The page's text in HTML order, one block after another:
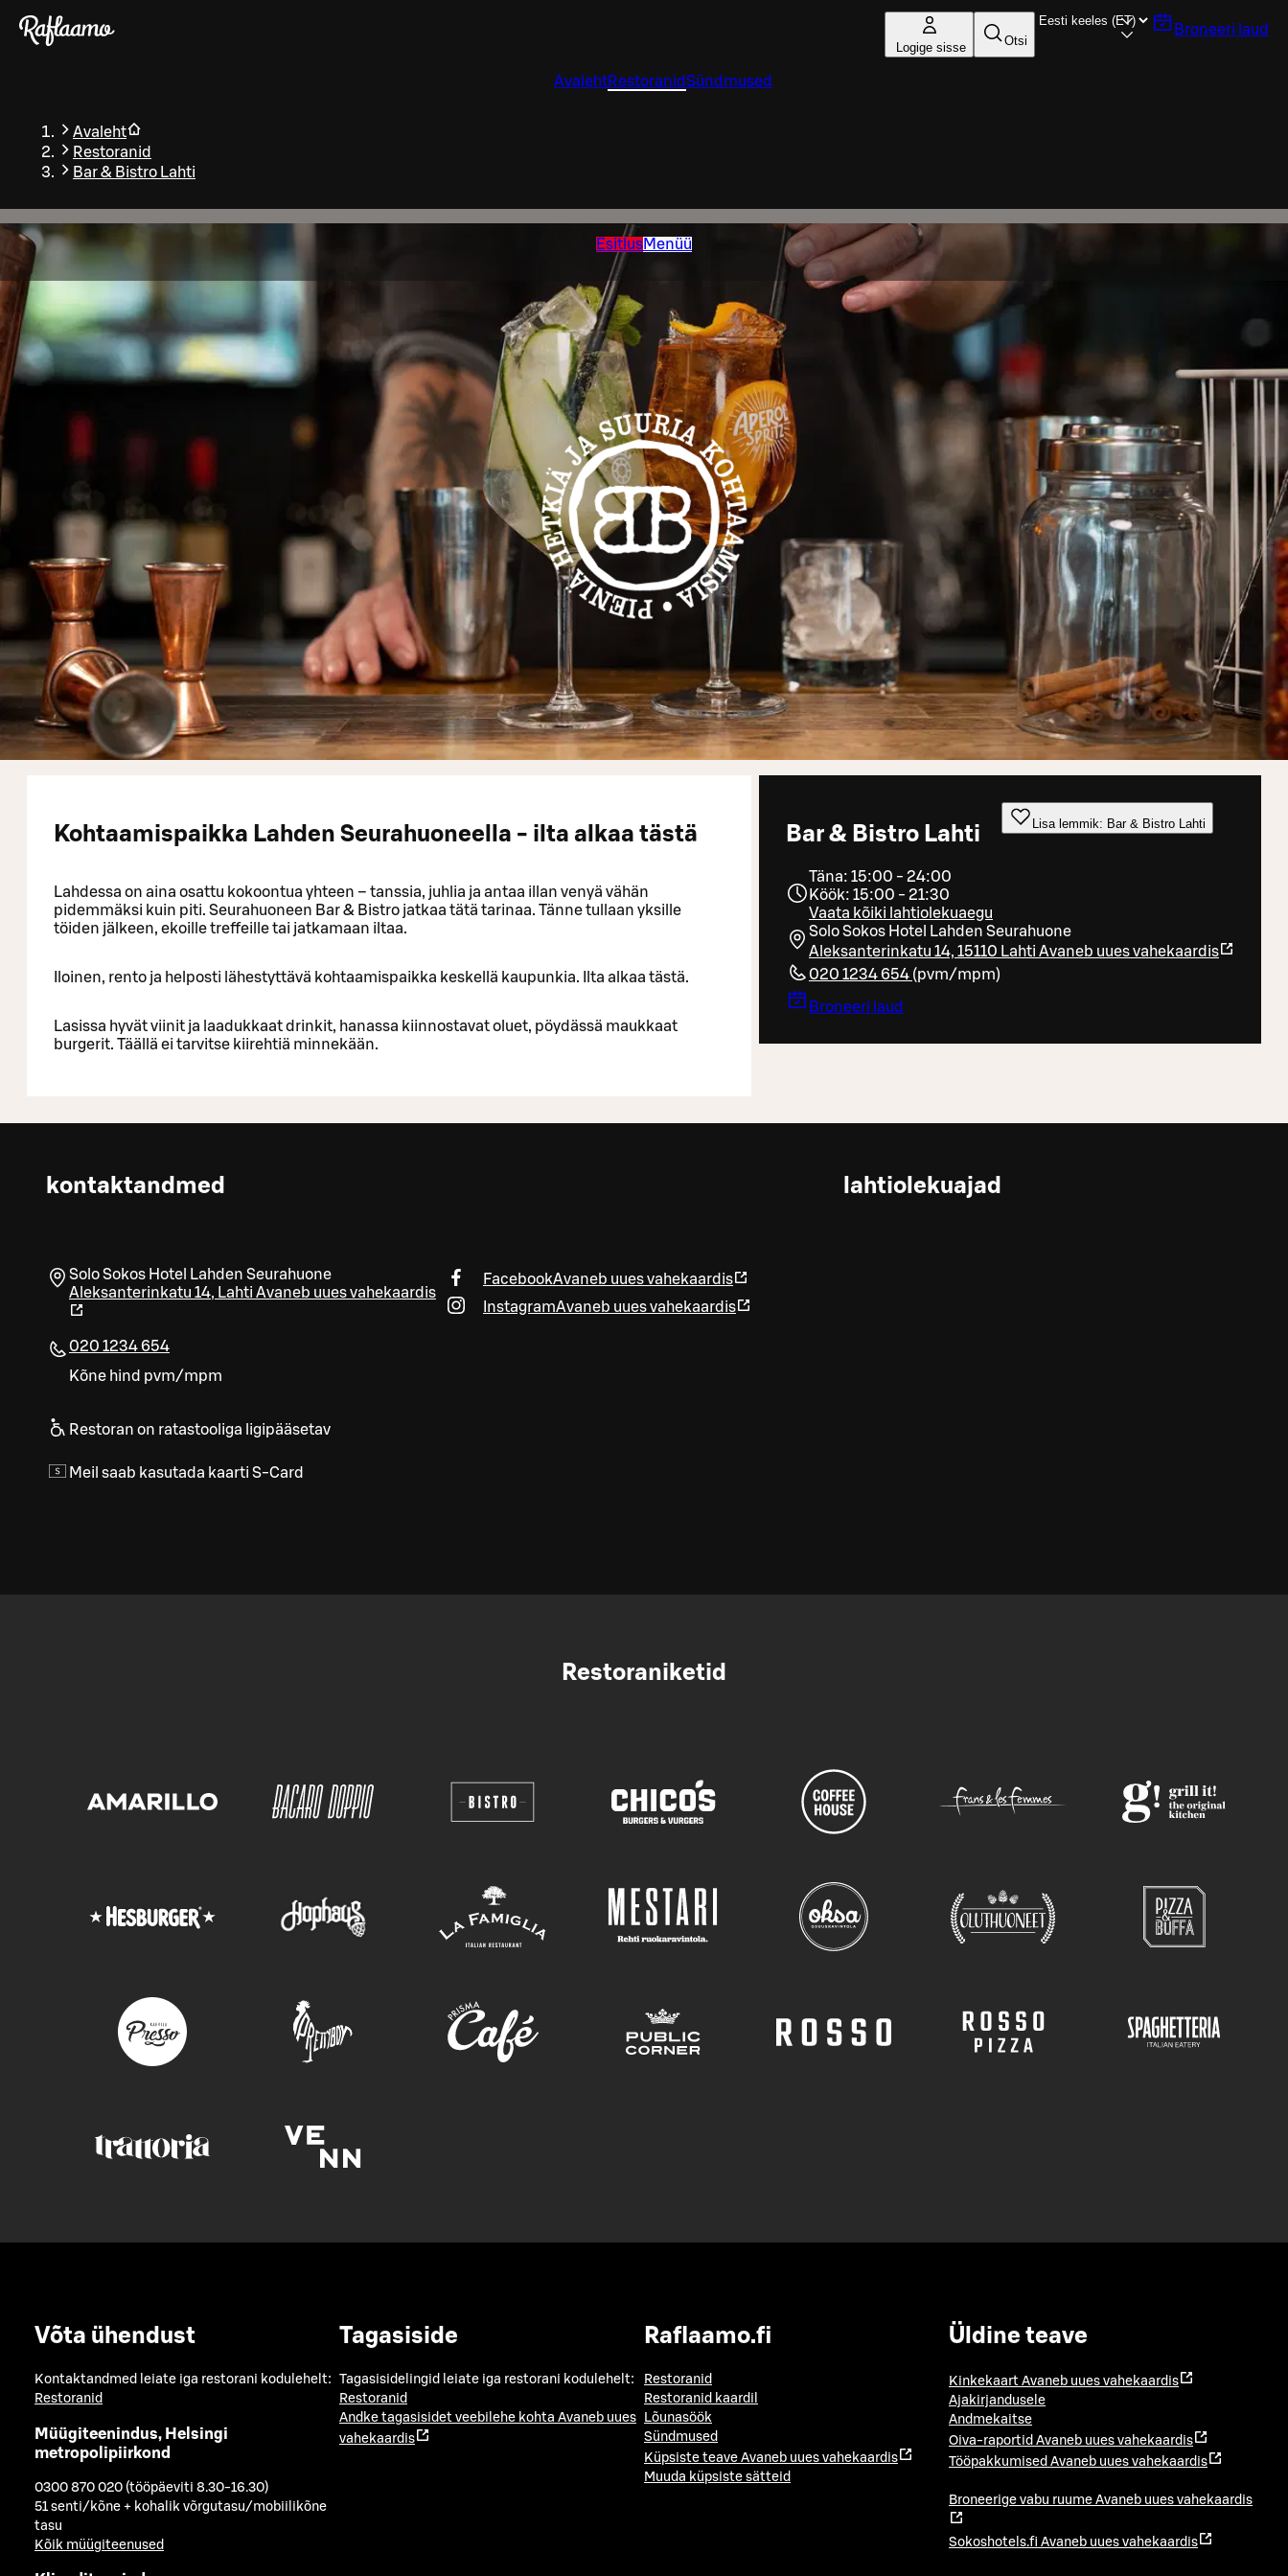
Liigu peamise sisu juurde
Logige sisse Otsi
Broneeri laud
AvalehtRestoranidSündmused
Avaleht
Restoranid
Bar & Bistro Lahti
EsitlusMenüü
Bar & Bistro Lahti Lisa lemmik: Bar & Bistro Lahti
Täna: 15:00 - 24:00
Köök: 15:00 - 21:30
Vaata kõiki lahtiolekuaegu
Solo Sokos Hotel Lahden Seurahuone
Aleksanterinkatu 14, 15110 Lahti Avaneb uues vahekaardis
020 1234 654 (pvm/mpm)
Broneeri laud
Kohtaamispaikka Lahden Seurahuoneella - ilta alkaa tästä
Lahdessa on aina osattu kokoontua yhteen – tanssia, juhlia ja antaa illan venyä vähän
pidemmäksi kuin piti. Seurahuoneen Bar & Bistro jatkaa tätä tarinaa. Tänne tullaan yksille
töiden jälkeen, ekoille treffeille tai jatkamaan iltaa.
Iloinen, rento ja helposti lähestyttävä kohtaamispaikka keskellä kaupunkia. Ilta alkaa tästä.
Lasissa hyvät viinit ja laadukkaat drinkit, hanassa kiinnostavat oluet, pöydässä maukkaat
burgerit. Täällä ei tarvitse kiirehtiä minnekään.
kontaktandmed
Solo Sokos Hotel Lahden Seurahuone
Aleksanterinkatu 14, Lahti Avaneb uues vahekaardis
020 1234 654
Kõne hind pvm/mpm
Restoran on ratastooliga ligipääsetav
Meil saab kasutada kaarti S-Card
FacebookAvaneb uues vahekaardis
InstagramAvaneb uues vahekaardis
lahtiolekuajad
Restoraniketid
Võta ühendust
Kontaktandmed leiate iga restorani kodulehelt:
Restoranid
Müügiteenindus, Helsingi
metropolipiirkond
0300 870 020 (tööpäeviti 8.30-16.30)
51 senti/kõne + kohalik võrgutasu/mobiilikõne
tasu
Kõik müügiteenused
Tagasiside
Tagasisidelingid leiate iga restorani kodulehelt:
Restoranid
Andke tagasisidet veebilehe kohta Avaneb uues
vahekaardis
Raflaamo.fi
Restoranid
Restoranid kaardil
Lõunasöök
Sündmused
Küpsiste teave Avaneb uues vahekaardis
Muuda küpsiste sätteid
Üldine teave
Kinkekaart Avaneb uues vahekaardis
Ajakirjandusele
Andmekaitse
Oiva-raportid Avaneb uues vahekaardis
Tööpakkumised Avaneb uues vahekaardis
Broneerige vabu ruume Avaneb uues vahekaardis
Sokoshotels.fi Avaneb uues vahekaardis